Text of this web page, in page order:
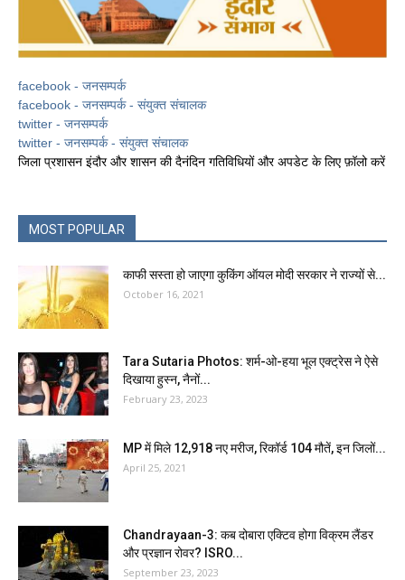
facebook - जनसम्पर्क
facebook - जनसम्पर्क - संयुक्त संचालक
twitter - जनसम्पर्क
twitter - जनसम्पर्क - संयुक्त संचालक
जिला प्रशासन इंदौर और शासन की दैनंदिन गतिविधियों और अपडेट के लिए फ़ॉलो करें
MOST POPULAR
काफी सस्ता हो जाएगा कुकिंग ऑयल मोदी सरकार ने राज्यों से...
October 16, 2021
Tara Sutaria Photos: शर्म-ओ-हया भूल एक्ट्रेस ने ऐसे
दिखाया हुस्न, नैनों...
February 23, 2023
MP में मिले 12,918 नए मरीज, रिकॉर्ड 104 मौतें, इन जिलों...
April 25, 2021
Chandrayaan-3: कब दोबारा एक्टिव होगा विक्रम लैंडर
और प्रज्ञान रोवर? ISRO...
September 23, 2023